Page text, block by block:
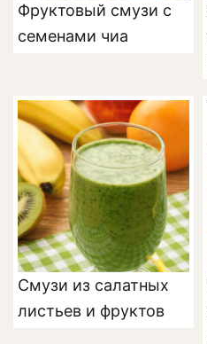
Фруктовый смузи с
семенами чиа
Смузи из салатных
листьев и фруктов